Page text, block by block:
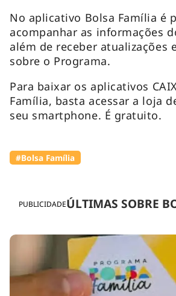
PUBLICIDADEÚLTIMAS SOBRE
No aplicativo Bolsa Família é
acompanhar as informações
além de receber atualizações
sobre o Programa.
Para baixar os aplicativos
Família, basta acessar a loja
seu smartphone. É gratuito.
#Bolsa Família